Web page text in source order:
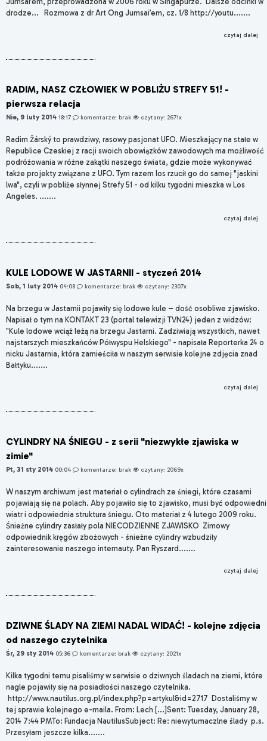
drodze... Rozmowa z dr Art Ong Jumsai’em, cz. 1/8 http://youtu.......
czytaj dalej
RADIM, NASZ CZŁOWIEK W POBLIŻU STREFY 51! -
pierwsza relacja
Nie, 9 luty 2014 18:17 komentarze: brak czytany: 2671x
Radim Žárský to prawdziwy, rasowy pasjonat UFO. Mieszkający na stałe w
Republice Czeskiej z racji swoich obowiązków zawodowych ma możliwość
podróżowania w różne zakątki naszego świata, gdzie może wykonywać
także projekty związane z UFO. Tym razem los rzucił go do samej "jaskini
lwa", czyli w pobliże słynnej Strefy 51 - od kilku tygodni mieszka w Los
Angeles. .......
czytaj dalej
KULE LODOWE W JASTARNII - styczeń 2014
Sob, 1 luty 2014 04:08 komentarze: brak czytany: 2307x
Na brzegu w Jastarnii pojawiły się lodowe kule – dość osobliwe zjawisko.
Napisał o tym na KONTAKT 23 (portal telewizji TVN24) jeden z widzów:
"Kule lodowe wciąż leżą na brzegu Jastarni. Zadziwiają wszystkich, nawet
najstarszych mieszkańców Półwyspu Helskiego" - napisała Reporterka 24 o
nicku Jastarnia, która zamieściła w naszym serwisie kolejne zdjęcia znad
Bałtyku.......
czytaj dalej
CYLINDRY NA ŚNIEGU - z serii "niezwykłe zjawiska w
zimie"
Pt, 31 sty 2014 00:04 komentarze: brak czytany: 2069x
W naszym archiwum jest materiał o cylindrach ze śniegi, które czasami
pojawiają się na polach. Aby pojawiło się to zjawisko, musi być odpowiedni
wiatr i odpowiednia struktura śniegu. Oto materiał z 4 lutego 2009 roku.
Śnieżne cylindry zasłały pola NIECODZIENNE ZJAWISKO Zimowy
odpowiednik kręgów zbożowych - śnieżne cylindry wzbudziły
zainteresowanie naszego internauty. Pan Ryszard.......
czytaj dalej
DZIWNE ŚLADY NA ZIEMI NADAL WIDAĆ! - kolejne zdjęcia
od naszego czytelnika
Śr, 29 sty 2014 05:36 komentarze: brak czytany: 2021x
Kilka tygodni temu pisaliśmy w serwisie o dziwnych śladach na ziemi, które
nagle pojawiły się na posiadłości naszego czytelnika.
http://www.nautilus.org.pl/index.php?p=artykul&id=2717 Dostaliśmy w
tej sprawie kolejnego e-maila. From: Lech [...]Sent: Tuesday, January 28,
2014 7:44 PMTo: Fundacja NautilusSubject: Re: niewytumaczlne ślady p.s.
Przesyłam jeszcze kilka.......